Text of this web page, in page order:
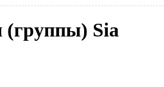
(группы) Sia